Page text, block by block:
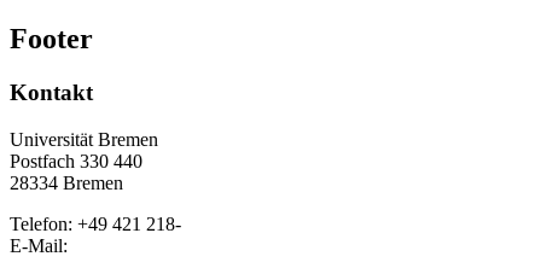
Footer
Kontakt
Universität Bremen
Postfach 330 440
28334 Bremen
Telefon: +49 421 218-
E-Mail: